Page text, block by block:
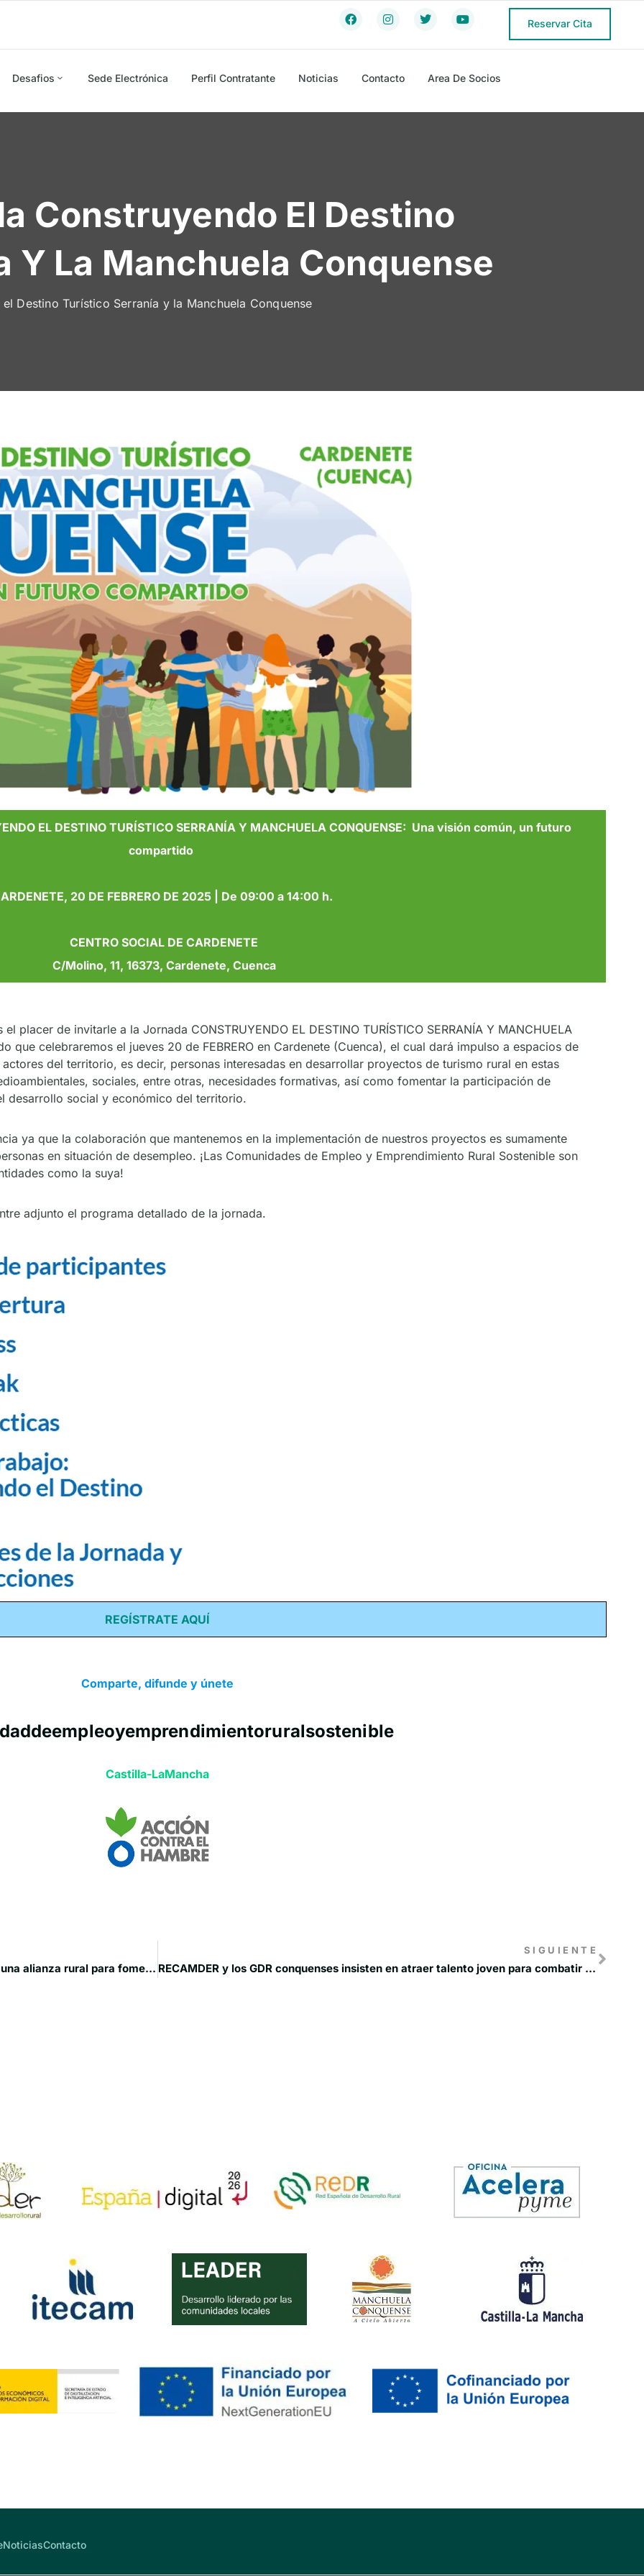
Reservar Cita
Desafios Sede Electrónica Perfil Contratante Noticias Contacto Area De Socios
Construyendo El Destino
Y La Manchuela Conquense
Destino Turístico Serranía y la Manchuela Conquense
EL DESTINO TURÍSTICO SERRANÍA Y MANCHUELA CONQUENSE: Una visión común, un futuro
compartido
20 DE FEBRERO DE 2025 | De 09:00 a 14:00 h.
CENTRO SOCIAL DE CARDENETE
C/Molino, 11, 16373, Cardenete, Cuenca
placer de invitarle a la Jornada CONSTRUYENDO EL DESTINO TURÍSTICO SERRANÍA Y MANCHUELA
que celebraremos el jueves 20 de FEBRERO en Cardenete (Cuenca), el cual dará impulso a espacios de
del territorio, es decir, personas interesadas en desarrollar proyectos de turismo rural en estas
sociales, entre otras, necesidades formativas, así como fomentar la participación de
desarrollo social y económico del territorio.
ya que la colaboración que mantenemos en la implementación de nuestros proyectos es sumamente
en situación de desempleo. ¡Las Comunidades de Empleo y Emprendimiento Rural Sostenible son
como la suya!
adjunto el programa detallado de la jornada.
REGÍSTRATE AQUÍ
Comparte, difunde y únete
Castilla-LaMancha
La Manchuela Conquense y el Pays de Bocage inician una alianza rural para fomentar el desarrollo sostenible
SIGUIENTE
RECAMDER y los GDR conquenses insisten en atraer talento joven para combatir la despoblación
NoticiasContacto